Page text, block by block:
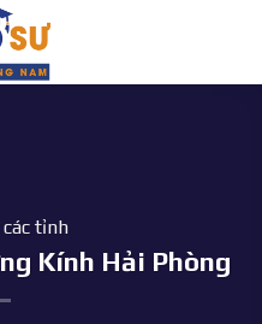
các tỉnh
Kính Hải Phòng